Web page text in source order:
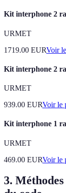
Kit interphone 2
URMET
1719.00 EURVoir
Kit interphone 2
URMET
939.00 EURVoir le
Kit interphone 1
URMET
469.00 EURVoir le
3.